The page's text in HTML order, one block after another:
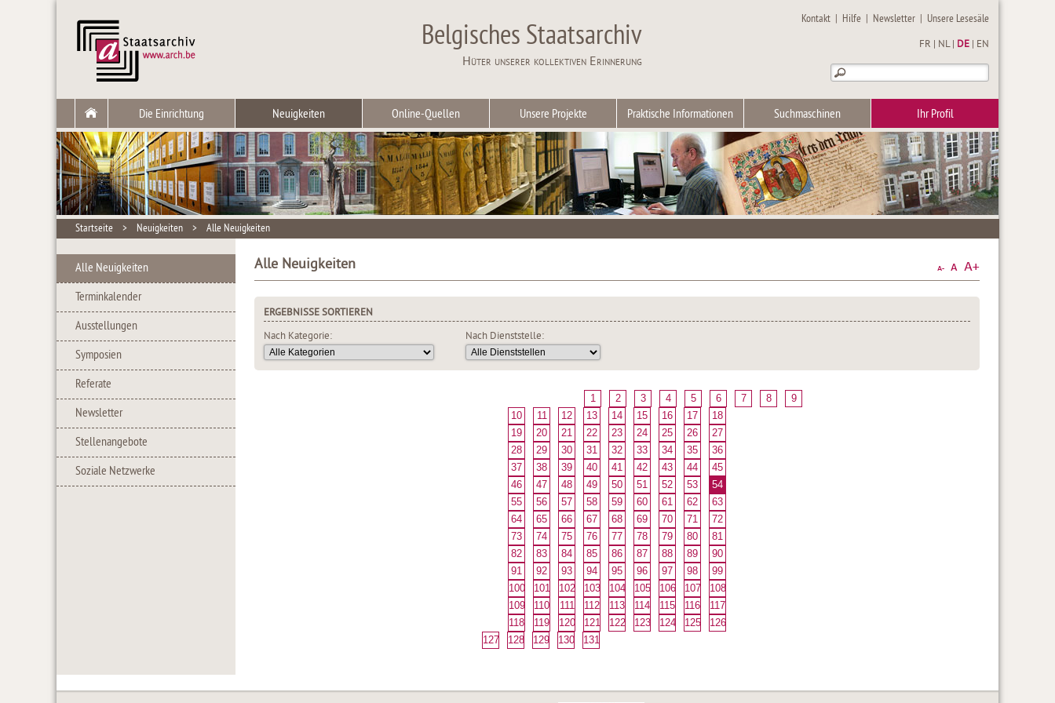
Belgisches Staatsarchiv
Hüter unserer kollektiven Erinnerung
Kontakt | Hilfe | Newsletter | Unsere Lesesäle
FR NL| DE EN
Die Einrichtung Neuigkeiten Online-Quellen Unsere Projekte Praktische Informationen Suchmaschinen Ihr Profil
Startseite > Neuigkeiten > Alle Neuigkeiten
Alle Neuigkeiten
Terminkalender
Ausstellungen
Symposien
Referate
Newsletter
Stellenangebote
Soziale Netzwerke
Alle Neuigkeiten
ERGEBNISSE SORTIEREN
Nach Kategorie:
Nach Dienststelle:
1 2 3 4 5 6 7 8
9
10
11 12 13 14 15 16 17
18
19
20 21 22 23 24 25 26
27
28
29 30 31 32 33 34 35
36
37
38 39 40 41 42 43 44
45
46
47 48 49 50 51 52 53
54
55
56 57 58 59 60 61 62
63
64
65 66 67 68 69 70 71
72
73
74 75 76 77 78 79 80
81
82
83 84 85 86 87 88 89
90
91
92 93 94 95 96 97 98
99
100
101 102 103 104 105 106 107
108
109
110 111 112 113 114 115 116
117
118
119 120 121 122 123 124 125
126
127
128 129 130 131